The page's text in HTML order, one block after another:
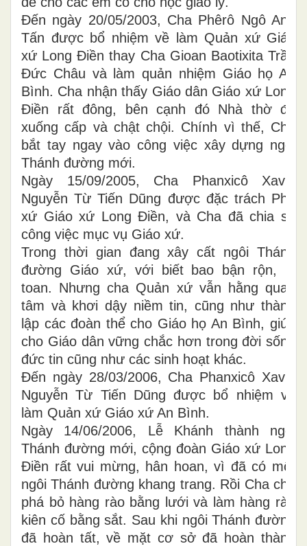
Đến ngày 20/05/2003, Cha Phêrô Ngô Anh
Tấn được bổ nhiệm về làm Quản xứ Giáo
xứ Long Điền thay Cha Gioan Baotixita Trần
Đức Châu và làm quản nhiệm Giáo họ An
Bình. Cha nhận thấy Giáo dân Giáo xứ Long
Điền rất đông, bên cạnh đó Nhà thờ đã
xuống cấp và chật chội. Chính vì thế, Cha
bắt tay ngay vào công việc xây dựng ngôi
Thánh đường mới.
Ngày 15/09/2005, Cha Phanxicô Xavie
Nguyễn Từ Tiến Dũng được đặc trách Phó
xứ Giáo xứ Long Điền, và Cha đã chia sẻ
công việc mục vụ Giáo xứ.
Trong thời gian đang xây cất ngôi Thánh
đường Giáo xứ, với biết bao bận rộn, lo
toan. Nhưng cha Quản xứ vẫn hằng quan
tâm và khơi dậy niềm tin, cũng như thành
lập các đoàn thể cho Giáo họ An Bình, giúp
cho Giáo dân vững chắc hơn trong đời sống
đức tin cũng như các sinh hoạt khác.
Đến ngày 28/03/2006, Cha Phanxicô Xavie
Nguyễn Từ Tiến Dũng được bổ nhiệm về
làm Quản xứ Giáo xứ An Bình.
Ngày 14/06/2006, Lễ Khánh thành ngôi
Thánh đường mới, cộng đoàn Giáo xứ Long
Điền rất vui mừng, hân hoan, vì đã có một
ngôi Thánh đường khang trang. Rồi Cha cho
phá bỏ hàng rào bằng lưới và làm hàng rào
kiên cố bằng sắt. Sau khi ngôi Thánh đường
đã hoàn tất, về mặt cơ sở đã hoàn thành